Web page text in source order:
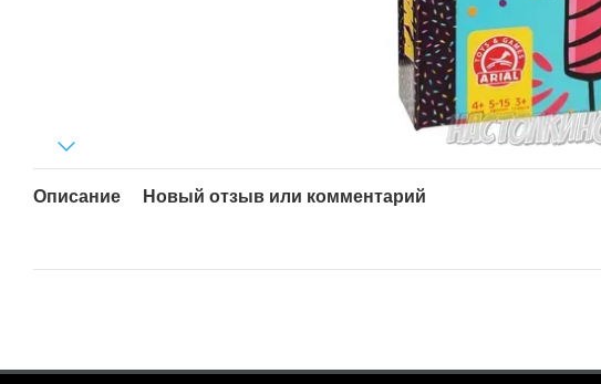
Описание Новый отзыв или комментарий